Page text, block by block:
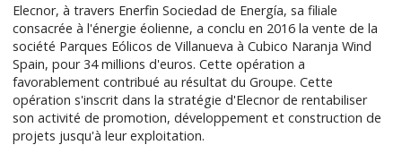
Elecnor, à travers Enerfin Sociedad de Energía, sa filiale
consacrée à l'énergie éolienne, a conclu en 2016 la vente de la
société Parques Eólicos de Villanueva à Cubico Naranja Wind
Spain, pour 34 millions d'euros. Cette opération a
favorablement contribué au résultat du Groupe. Cette
opération s'inscrit dans la stratégie d'Elecnor de rentabiliser
son activité de promotion, développement et construction de
projets jusqu'à leur exploitation.